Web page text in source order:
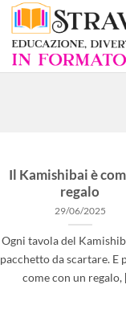
Il Kamishibai è
regalo
29/06/2025
Ogni tavola del
pacchetto da scartare. E
come con un regalo,